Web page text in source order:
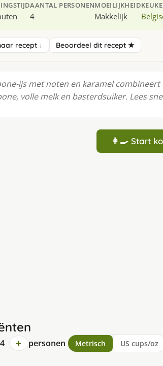
AANTAL PERSONEN
4
MOEILIJKHEID
Makkelijk
recept ↓ Beoordeel dit recept ★
ijs met noten en karamel
volle melk en basterdsuiker. Lees
👩‍🍳 Start
4 + personen Metrisch US cups/oz